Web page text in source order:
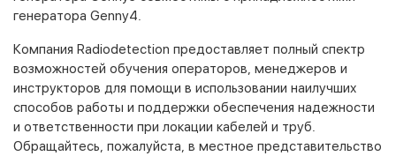
генератора Genny4.
Компания Radiodetection предоставляет полный спектр
возможностей обучения операторов, менеджеров и
инструкторов для помощи в использовании наилучших
способов работы и поддержки обеспечения надежности
и ответственности при локации кабелей и труб.
Обращайтесь, пожалуйста, в местное представительство